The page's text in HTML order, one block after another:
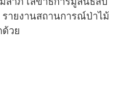
รายงานสถานการณ์ป่าไม้
วย